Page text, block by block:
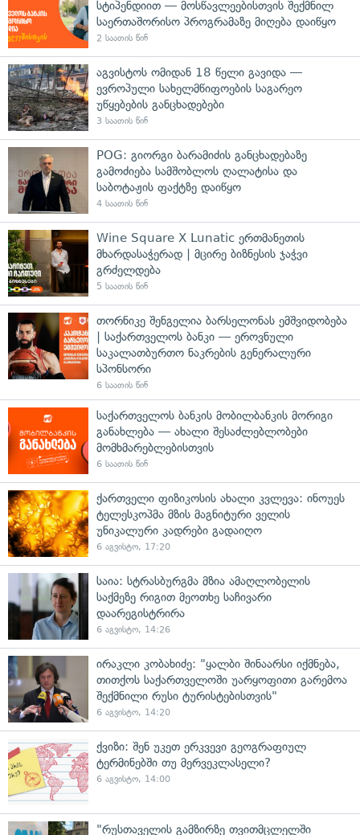
სტიპენდიით — მოსწავლეებისთვის შექმნილ
საერთაშორისო პროგრამაზე მიღება დაიწყო
2 საათის წინ
აგვისტოს ომიდან 18 წელი გავიდა —
ევროპული სახელმწიფოების საგარეო
უწყებების განცხადებები
3 საათის წინ
POG: გიორგი ბარამიძის განცხადებაზე
გამოძიება სამშობლოს ღალატისა და
საბოტაჟის ფაქტზე დაიწყო
4 საათის წინ
Wine Square X Lunatic ერთმანეთის
მხარდასაჭერად | მცირე ბიზნესის ჯაჭვი
გრძელდება
5 საათის წინ
თორნიკე შენგელია ბარსელონას ემშვიდობება
| საქართველოს ბანკი — ეროვნული
საკალათბურთო ნაკრების გენერალური
სპონსორი
6 საათის წინ
საქართველოს ბანკის მობილბანკის მორიგი
განახლება — ახალი შესაძლებლობები
მომხმარებლებისთვის
6 საათის წინ
ქართველი ფიზიკოსის ახალი კვლევა: ინოუეს
ტელესკოპმა მზის მაგნიტური ველის
უნიკალური კადრები გადაიღო
6 აგვისტო, 17:20
საია: სტრასბურგმა მზია ამაღლობელის
საქმეზე რიგით მეოთხე საჩივარი
დაარეგისტრირა
6 აგვისტო, 14:26
ირაკლი კობახიძე: "ყალბი შინაარსი იქმნება,
თითქოს საქართველოში უარყოფითი გარემოა
შექმნილი რუსი ტურისტებისთვის"
6 აგვისტო, 14:20
ქვიზი: შენ უკეთ ერკვევი გეოგრაფიულ
ტერმინებში თუ მერვეკლასელი?
6 აგვისტო, 14:00
"რუსთაველის გამზირზე თვითმცლელში